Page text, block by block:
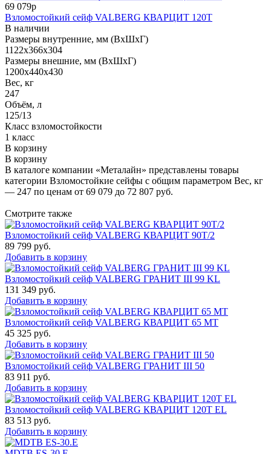
69 079р
Взломостойкий сейф VALBERG КВАРЦИТ 120Т
В наличии
Размеры внутренние, мм (ВхШхГ)
1122x366x304
Размеры внешние, мм (ВхШхГ)
1200x440x430
Вес, кг
247
Объём, л
125/13
Класс взломостойкости
1 класс
В корзину
В корзину
В каталоге компании «Металайн» представлены товары
категории Взломостойкие сейфы с общим параметром Вес, кг
— 247 по ценам от 69 079 до 72 807 руб.
Смотрите также
Взломостойкий сейф VALBERG КВАРЦИТ 90Т/2
89 799 руб.
Добавить в корзину
Взломостойкий сейф VALBERG ГРАНИТ III 99 KL
131 349 руб.
Добавить в корзину
Взломостойкий сейф VALBERG КВАРЦИТ 65 МТ
45 325 руб.
Добавить в корзину
Взломостойкий сейф VALBERG ГРАНИТ III 50
83 911 руб.
Добавить в корзину
Взломостойкий сейф VALBERG КВАРЦИТ 120Т EL
83 513 руб.
Добавить в корзину